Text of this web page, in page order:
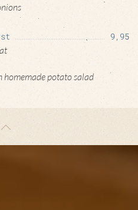
9,95
homemade potato salad